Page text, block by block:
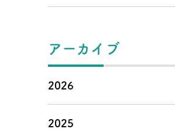
アーカイブ
2026
2025